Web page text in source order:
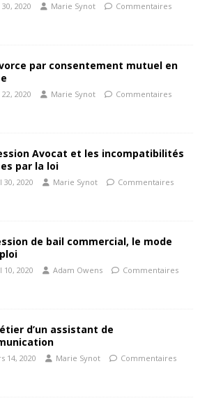
2020 Marie Synot
Commentaires
par consentement mutuel en
2020 Marie Synot
Commentaires
Avocat et les incompatibilités
par la loi
30, 2020 Marie Synot
Commentaires
de bail commercial, le mode
10, 2020 Adam Owens
Commentaires
d’un assistant de
14, 2020 Marie Synot
Commentaires